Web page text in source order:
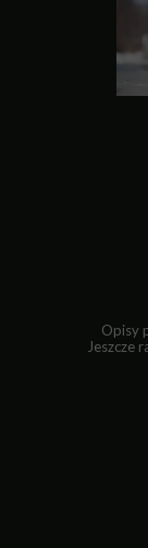
Opisy
Jeszcze